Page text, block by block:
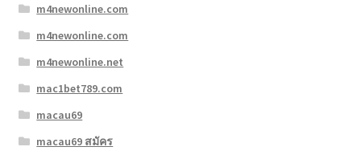
m4newonline.com
m4newonline.com
m4newonline.net
mac1bet789.com
macau69
macau69 สมัคร